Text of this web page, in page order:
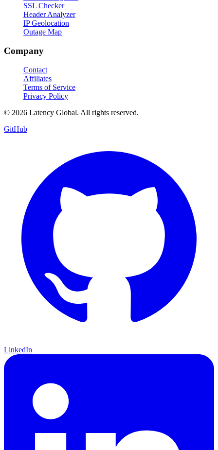
SSL Checker
Header Analyzer
IP Geolocation
Outage Map
Company
Contact
Affiliates
Terms of Service
Privacy Policy
© 2026 Latency Global. All rights reserved.
GitHub
LinkedIn